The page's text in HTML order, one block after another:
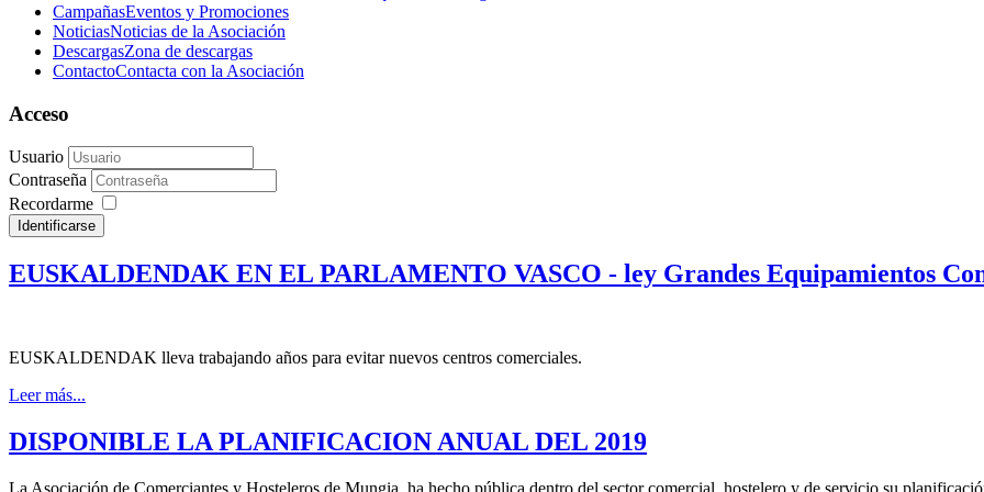
CampañasEventos y Promociones
NoticiasNoticias de la Asociación
DescargasZona de descargas
ContactoContacta con la Asociación
Acceso
Usuario
Contraseña
Recordarme
Identificarse
EUSKALDENDAK EN EL PARLAMENTO VASCO - ley Grandes Equipamientos
EUSKALDENDAK lleva trabajando años para evitar nuevos centros comerciales.
Leer más...
DISPONIBLE LA PLANIFICACION ANUAL DEL 2019
La Asociación de Comerciantes y Hosteleros de Mungia, ha hecho pública dentro del sector comercial, hostelero y de servicio su